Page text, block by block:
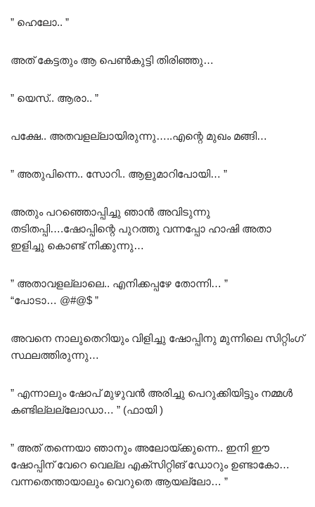
” ഹെലോ.. ”
അത് കേട്ടതും ആ പെൺകുട്ടി തിരിഞ്ഞു…
” യെസ്.. ആരാ.. ”
പക്ഷേ.. അതവളല്ലായിരുന്നു…..എന്റെ മുഖം മങ്ങി…
” അതുപിന്നെ.. സോറി.. ആളുമാറിപോയി… ”
അതും പറഞ്ഞൊപ്പിച്ചു ഞാൻ അവിടുന്നു
തടിതപ്പി….ഷോപ്പിന്റെ പുറത്തു വന്നപ്പോ ഹാഷി അതാ
ഇളിച്ചു കൊണ്ട് നിക്കുന്നു…
” അതാവളല്ലാലെ.. എനിക്കപ്പഴേ തോന്നി… ”
“പോടാ… @#@$ ”
അവനെ നാലുതെറിയും വിളിച്ചു ഷോപ്പിനു മുന്നിലെ സിറ്റിംഗ്
സ്ഥലത്തിരുന്നു…
” എന്നാലും ഷോപ് മുഴുവൻ അരിച്ചു പെറുക്കിയിട്ടും നമ്മൾ
കണ്ടില്ലല്ലോഡാ… ” (ഫായി )
” അത് തന്നെയാ ഞാനും അലോയ്ക്കുന്നെ.. ഇനി ഈ
ഷോപ്പിന് വേറെ വെല്ല എക്സിറ്റിങ് ഡോറും ഉണ്ടാകോ…
വന്നതെന്തായാലും വെറുതെ ആയല്ലോ… ”